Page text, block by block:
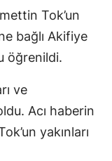
Tok’un
bağlı Akifiye
öğrenildi.
ve
Acı haberin
yakınları